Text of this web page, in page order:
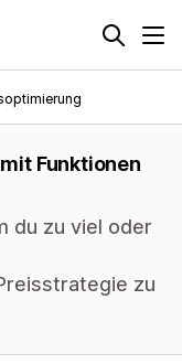
Funktionen
du zu viel oder
zu